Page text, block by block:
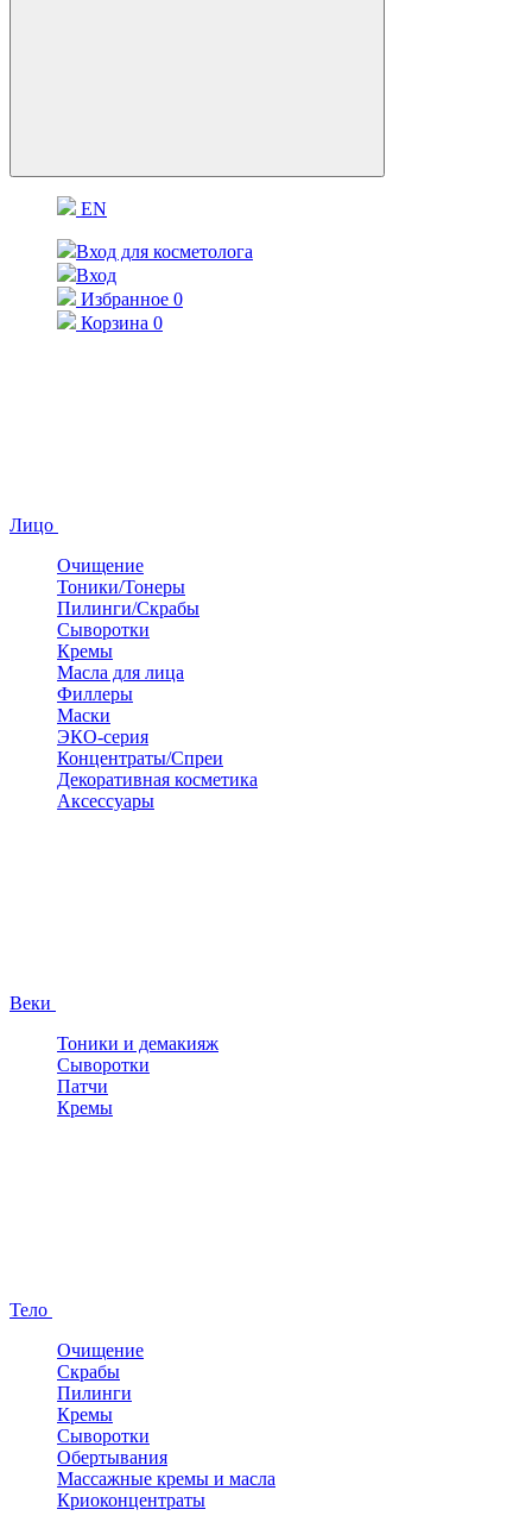
EN
Вход для косметолога
Вход
Избранное 0
Корзина 0
Лицо
Очищение
Тоники/Тонеры
Пилинги/Скрабы
Сыворотки
Кремы
Масла для лица
Филлеры
Маски
ЭКО-серия
Концентраты/Спреи
Декоративная косметика
Аксессуары
Веки
Тоники и демакияж
Сыворотки
Патчи
Кремы
Тело
Очищение
Скрабы
Пилинги
Кремы
Сыворотки
Обертывания
Массажные кремы и масла
Криоконцентраты